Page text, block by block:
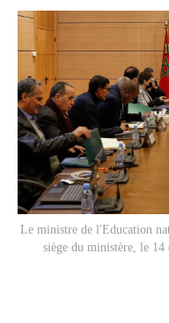
Le ministre de l'Education
siège du ministère, le 14